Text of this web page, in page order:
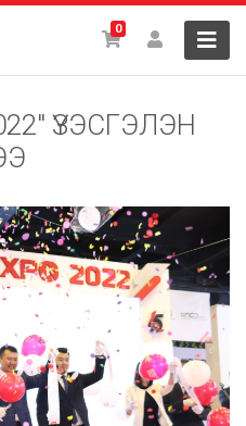
0
ҮЗЭСГЭЛЭН